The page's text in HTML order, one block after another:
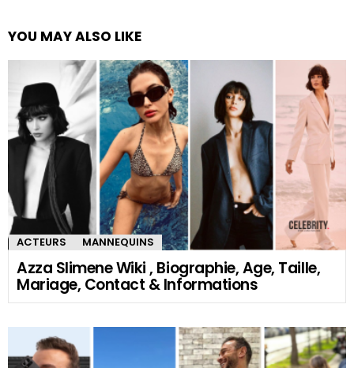
YOU MAY ALSO LIKE
ACTEURS MANNEQUINS
Azza Slimene Wiki , Biographie, Age, Taille,
Mariage, Contact & Informations